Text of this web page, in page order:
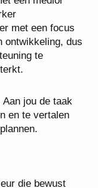
een medior
met een focus
te
jou de taak
en te vertalen